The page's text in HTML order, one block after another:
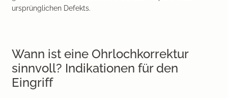
ursprünglichen Defekts.
Wann ist eine Ohrlochkorrektur
sinnvoll? Indikationen für den
Eingriff